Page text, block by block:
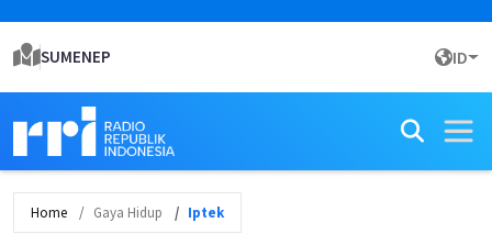
SUMENEP ID
Home Gaya Hidup Iptek